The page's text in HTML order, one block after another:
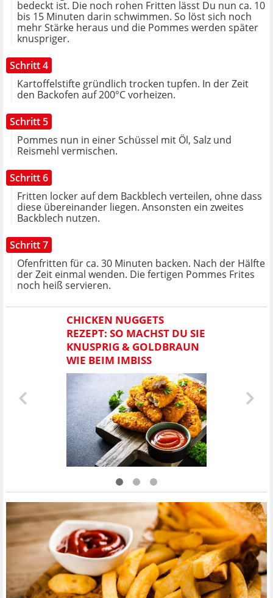
bedeckt ist. Die noch rohen Fritten lässt Du nun ca. 10
bis 15 Minuten darin schwimmen. So löst sich noch
mehr Stärke heraus und die Pommes werden später
knuspriger.
Schritt 4
Kartoffelstifte gründlich trocken tupfen. In der Zeit
den Backofen auf 200°C vorheizen.
Schritt 5
Pommes nun in einer Schüssel mit Öl, Salz und
Reismehl vermischen.
Schritt 6
Fritten locker auf dem Backblech verteilen, ohne dass
diese übereinander liegen. Ansonsten ein zweites
Backblech nutzen.
Schritt 7
Ofenfritten für ca. 30 Minuten backen. Nach der Hälfte
der Zeit einmal wenden. Die fertigen Pommes Frites
noch heiß servieren.
CHICKEN NUGGETS
REZEPT: SO MACHST DU SIE
KNUSPRIG & GOLDBRAUN
WIE BEIM IMBISS